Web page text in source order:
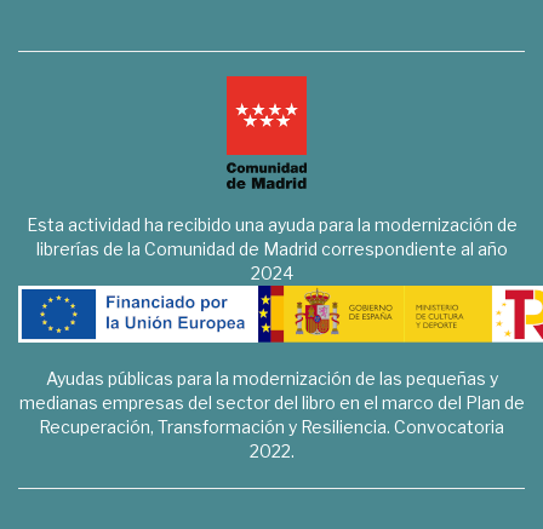
Esta actividad ha recibido una ayuda para la modernización de
librerías de la Comunidad de Madrid correspondiente al año
2024
Ayudas públicas para la modernización de las pequeñas y
medianas empresas del sector del libro en el marco del Plan de
Recuperación, Transformación y Resiliencia. Convocatoria
2022.